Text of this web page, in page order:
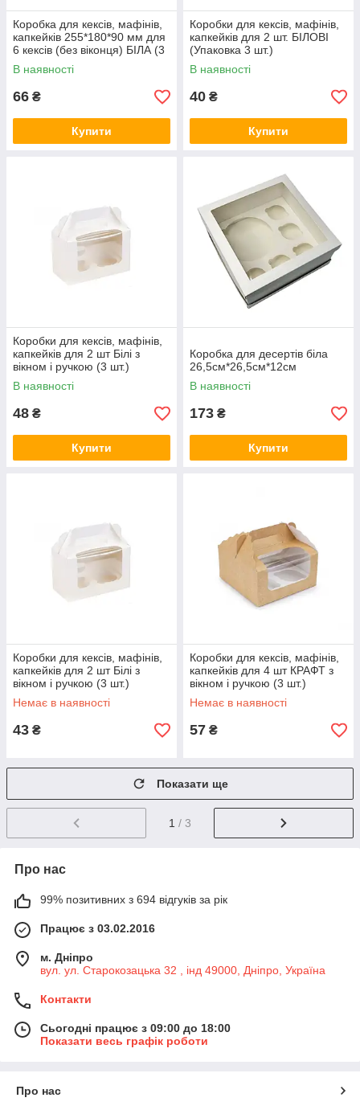
Коробка для кексів, мафінів,
капкейків 255*180*90 мм для
6 кексів (без віконця) БІЛА (3
шт.)
В наявності
66 ₴
Купити
Коробки для кексів, мафінів,
капкейків для 2 шт. БІЛОВІ
(Упаковка 3 шт.)
В наявності
40 ₴
Купити
Коробки для кексів, мафінів,
капкейків для 2 шт Білі з
вікном і ручкою (3 шт.)
В наявності
48 ₴
Купити
Коробка для десертів біла
26,5см*26,5см*12см
В наявності
173 ₴
Купити
Коробки для кексів, мафінів,
капкейків для 2 шт Білі з
вікном і ручкою (3 шт.)
Немає в наявності
43 ₴
Коробки для кексів, мафінів,
капкейків для 4 шт КРАФТ з
вікном і ручкою (3 шт.)
Немає в наявності
57 ₴
Показати ще
1 / 3
Про нас
99% позитивних з 694 відгуків за рік
Працює з 03.02.2016
м. Дніпро
вул. ул. Старокозацька 32 , інд 49000, Дніпро, Україна
Контакти
Сьогодні працює з 09:00 до 18:00
Показати весь графік роботи
Про нас